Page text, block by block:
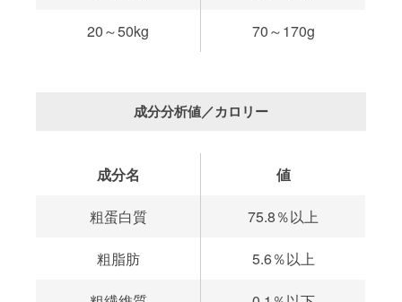
20～50kg 70～170g
成分分析値／カロリー
成分名 値
粗蛋白質 75.8％以上
粗脂肪 5.6％以上